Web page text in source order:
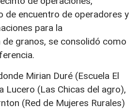
de encuentro de operadores y
para la
granos, se consolidó como
Mirian Duré (Escuela El
Lucero (Las Chicas del agro),
(Red de Mujeres Rurales)